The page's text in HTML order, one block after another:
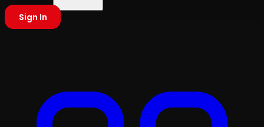
Sign In